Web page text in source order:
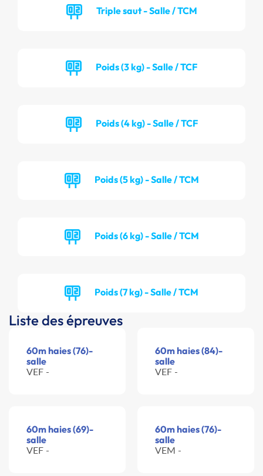
Triple saut - Salle / TCM
Poids (3 kg) - Salle / TCF
Poids (4 kg) - Salle / TCF
Poids (5 kg) - Salle / TCM
Poids (6 kg) - Salle / TCM
Poids (7 kg) - Salle / TCM
Liste des épreuves
60m haies (76)-
salle
VEF -
60m haies (84)-
salle
VEF -
60m haies (69)-
salle
VEF -
60m haies (76)-
salle
VEM -